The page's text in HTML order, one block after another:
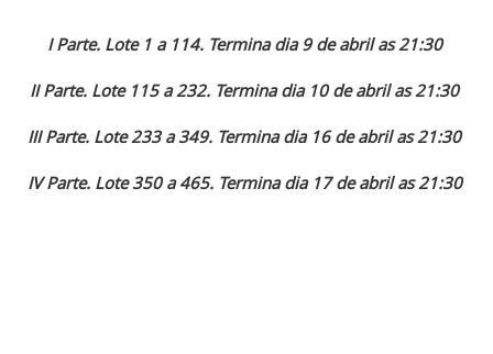
I Parte. Lote 1 a 114. Termina dia 9 de abril as 21:30
II Parte. Lote 115 a 232. Termina dia 10 de abril as 21:30
III Parte. Lote 233 a 349. Termina dia 16 de abril as 21:30
IV Parte. Lote 350 a 465. Termina dia 17 de abril as 21:30